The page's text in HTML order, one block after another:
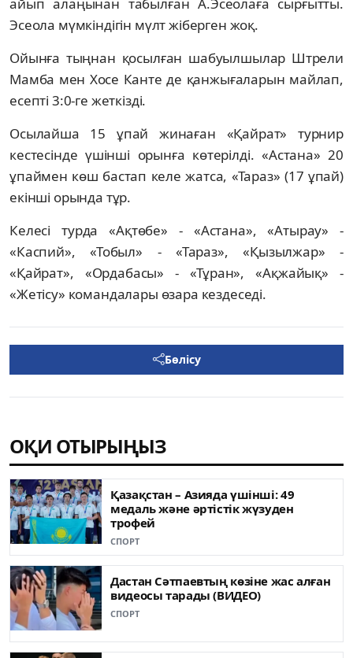
Эсеола мүмкіндігін мүлт жіберген жоқ.
Ойынға тыңнан қосылған шабуылшылар Штрели
Мамба мен Хосе Канте де қанжығаларын майлап,
есепті 3:0-ге жеткізді.
Осылайша 15 ұпай жинаған «Қайрат» турнир
кестесінде үшінші орынға көтерілді. «Астана» 20
ұпаймен көш бастап келе жатса, «Тараз» (17 ұпай)
екінші орында тұр.
Келесі турда «Ақтөбе» - «Астана», «Атырау» -
«Каспий», «Тобыл» - «Тараз», «Қызылжар» -
«Қайрат», «Ордабасы» - «Тұран», «Ақжайық» -
«Жетісу» командалары өзара кездеседі.
Бөлісу
ОҚИ ОТЫРЫҢЫЗ
Қазақстан – Азияда үшінші: 49
медаль жəне əртістік жүзуден
трофей
СПОРТ
Дастан Сәтпаевтың көзіне жас алған
видеосы тарады (ВИДЕО)
СПОРТ